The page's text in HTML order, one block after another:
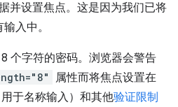
并设置焦点。这是因为我们已将
入中。
个字符的密码。浏览器会警告
属性而将焦点设置在
用于名称输入）和其他验证限制